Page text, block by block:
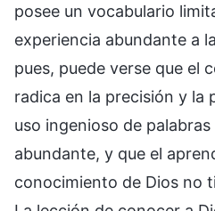
posee un vocabulario
experiencia abundante a
pues, puede verse que el
radica en la precisión y la
uso ingenioso de
abundante, y que el
conocimiento de Dios no